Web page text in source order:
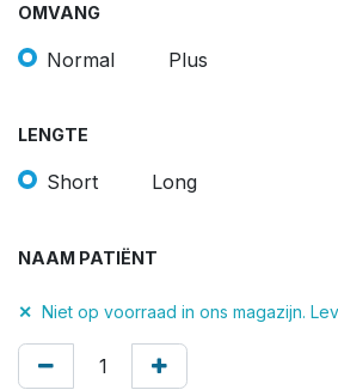
OMVANG
Normal Plus
LENGTE
Short Long
NAAM PATIËNT
✕ Niet op voorraad in ons magazijn.